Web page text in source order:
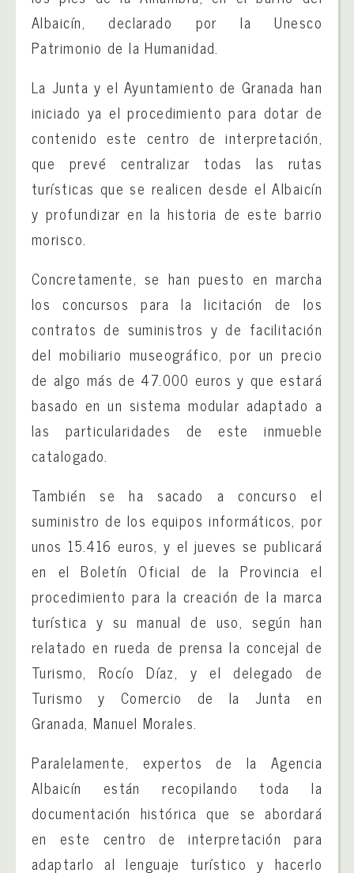
Albaicín, declarado por la Unesco
Patrimonio de la Humanidad.
La Junta y el Ayuntamiento de Granada han
iniciado ya el procedimiento para dotar de
contenido este centro de interpretación,
que prevé centralizar todas las rutas
turísticas que se realicen desde el Albaicín
y profundizar en la historia de este barrio
morisco.
Concretamente, se han puesto en marcha
los concursos para la licitación de los
contratos de suministros y de facilitación
del mobiliario museográfico, por un precio
de algo más de 47.000 euros y que estará
basado en un sistema modular adaptado a
las particularidades de este inmueble
catalogado.
También se ha sacado a concurso el
suministro de los equipos informáticos, por
unos 15.416 euros, y el jueves se publicará
en el Boletín Oficial de la Provincia el
procedimiento para la creación de la marca
turística y su manual de uso, según han
relatado en rueda de prensa la concejal de
Turismo, Rocío Díaz, y el delegado de
Turismo y Comercio de la Junta en
Granada, Manuel Morales.
Paralelamente, expertos de la Agencia
Albaicín están recopilando toda la
documentación histórica que se abordará
en este centro de interpretación para
adaptarlo al lenguaje turístico y hacerlo